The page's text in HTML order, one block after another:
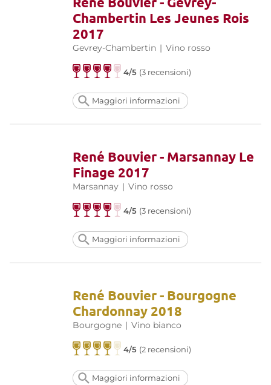
Chambertin Les Jeunes Rois
2017
Gevrey-Chambertin | Vino rosso
4/5 (3 recensioni)
Maggiori informazioni
René Bouvier - Marsannay Le
Finage 2017
Marsannay | Vino rosso
4/5 (3 recensioni)
Maggiori informazioni
René Bouvier - Bourgogne
Chardonnay 2018
Bourgogne | Vino bianco
4/5 (2 recensioni)
Maggiori informazioni